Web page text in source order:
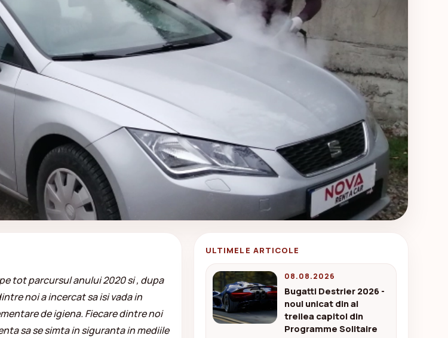
tot parcursul anului 2020 si , dupa
noi a incercat sa isi vada in
de igiena. Fiecare dintre noi
sa se simta in siguranta in mediile
ULTIMELE ARTICOLE
08.08.2026
Bugatti Destrier 2026 -
noul unicat din al
treilea capitol din
Programme Solitaire